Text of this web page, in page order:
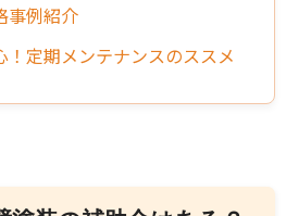
事例紹介
！定期メンテナンスのススメ